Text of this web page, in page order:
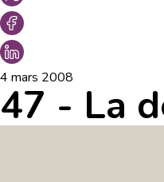
4 mars 2008
47 - La